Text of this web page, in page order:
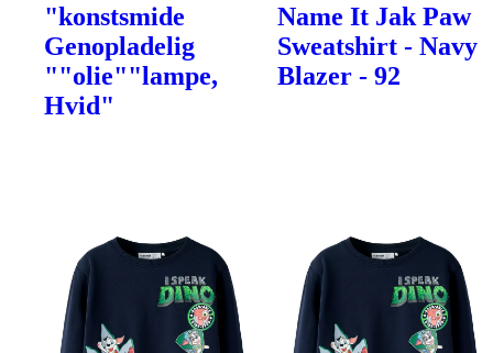
"konstsmide
Genopladelig
""olie""lampe,
Hvid"
Name It Jak Paw
Sweatshirt - Navy
Blazer - 92